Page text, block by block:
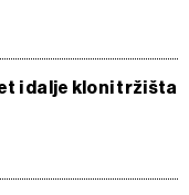
i dalje kloni tržišta